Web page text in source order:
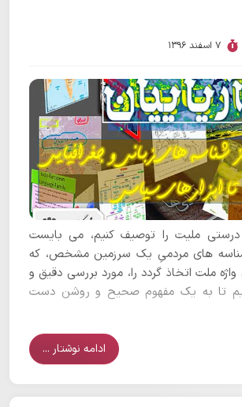
7 اسفند 1396
درستی ملیت را توصیف کنیم، می بایست
های مردمیِ یک سرزمین مشخص، که
ملت اتخاذ گردد را، مورد بررسی دقیق و
تا به یک مفهوم صحیح و روشن دست
ادامه نوشتار ...